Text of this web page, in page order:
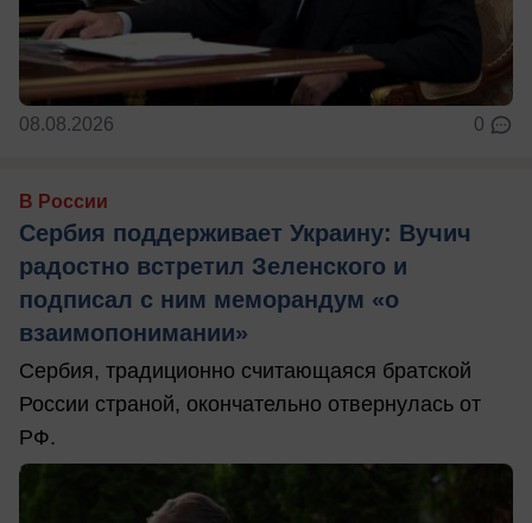
08.08.2026 0
В России
Сербия поддерживает Украину: Вучич
радостно встретил Зеленского и
подписал с ним меморандум «о
взаимопонимании»
Сербия, традиционно считающаяся братской
России страной, окончательно отвернулась от
РФ.